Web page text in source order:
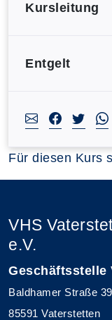
Kursleitung
Entgelt
Für diesen Kurs
VHS
e.V.
Geschäftsstelle
Baldhamer Straße 39
85591 Vaterstetten